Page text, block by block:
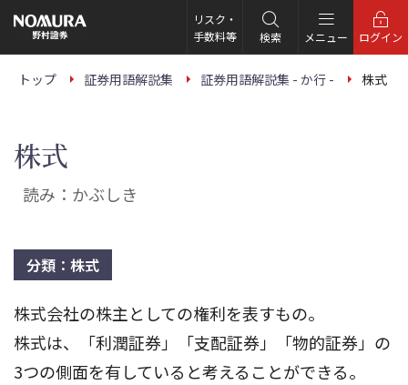
の
ー
リスク・
手数料等
検索 メニュー ログイン
トップ 証券用語解説集 証券用語解説集 - か行 - 株式
株式
読み：かぶしき
分類：株式
株式会社の株主としての権利を表すもの。
株式は、「利潤証券」「支配証券」「物的証券」の
3つの側面を有していると考えることができる。